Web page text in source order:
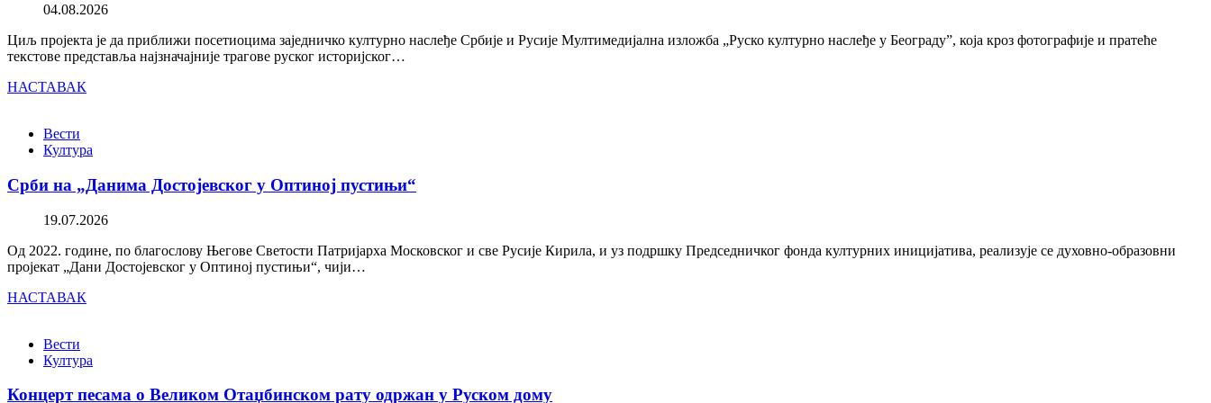
04.08.2026
Циљ пројекта је да приближи посетиоцима заједничко културно наслеђе Србије и Русије Мултимедијална изложба „Руско културно наслеђе у Београду”, која кроз фотографије и пратеће
текстове представља најзначајније трагове руског историјског…
НАСТАВАК
Вести
Култура
Срби на „Данима Достојевског у Оптиној пустињи“
19.07.2026
Од 2022. године, по благослову Његове Светости Патријарха Московског и све Русије Кирила, и уз подршку Председничког фонда културних иницијатива, реализује се духовно-образовни
пројекат „Дани Достојевског у Оптиној пустињи“, чији…
НАСТАВАК
Вести
Култура
Концерт песама о Великом Отаџбинском рату одржан у Руском дому